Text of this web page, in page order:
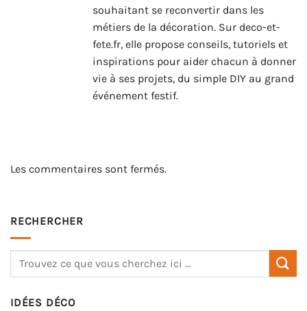
souhaitant se reconvertir dans les
métiers de la décoration. Sur deco-et-
fete.fr, elle propose conseils, tutoriels et
inspirations pour aider chacun à donner
vie à ses projets, du simple DIY au grand
événement festif.
Les commentaires sont fermés.
RECHERCHER
IDÉES DÉCO